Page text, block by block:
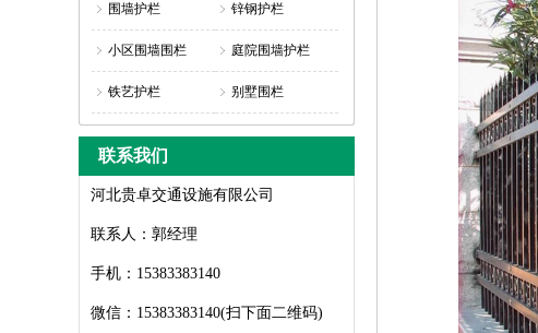
围墙护栏 锌钢护栏
小区围墙围栏 庭院围墙护栏
铁艺护栏 别墅围栏
联系我们
河北贵卓交通设施有限公司
联系人：郭经理
手机：15383383140
微信：15383383140(扫下面二维码)